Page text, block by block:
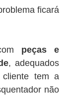
ficará
peças e
, adequados
tem a
não